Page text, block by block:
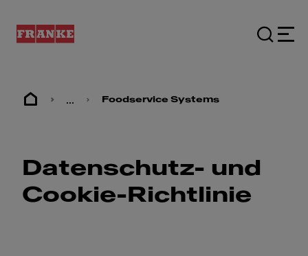
... Foodservice Systems
Datenschutz- und
Cookie-Richtlinie